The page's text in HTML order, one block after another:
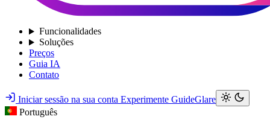
Funcionalidades
Soluções
Preços
Guia IA
Contato
Iniciar sessão na sua conta Experimente GuideGlare
Português